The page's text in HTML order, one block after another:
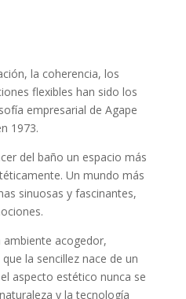
la coherencia, los
flexibles han sido los
empresarial de Agape
1973.
del baño un espacio más
Un mundo más
sinuosas y fascinantes,
ambiente acogedor,
la sencillez nace de un
aspecto estético nunca se
y la tecnología